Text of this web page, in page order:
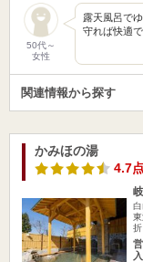
50代～
女性
露天風呂で
守れば快適
関連情報から探す
かみほの湯
4.7